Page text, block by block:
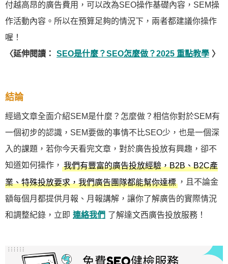
付越高昂的廣告費用，可以改為SEO操作基礎內容，SEM操
作活動內容。所以在預算足夠的情況下，兩者都建議你操作
喔！
〈延伸閱讀：
SEO是什麼？SEO怎麼做？2025 重點教學 〉
結論
經過文章全面介紹SEM是什麼？怎麼做？相信你對於SEM有
一個初步的認識，SEM要做的事情不比SEO少，也是一個深
入的課題，若你今天看完文章，對於廣告投放有興趣，卻不
知道如何操作， 我們有豐富的廣告投放經驗，B2B、B2C產
業、特殊投放要求，我們廣告團隊都能幫你達標 ，且不論金
額每個月都提供月報、月報講解，讓你了解廣告的實際情況
和調整紀錄，立即 連絡我們 了解達文西廣告投放服務！